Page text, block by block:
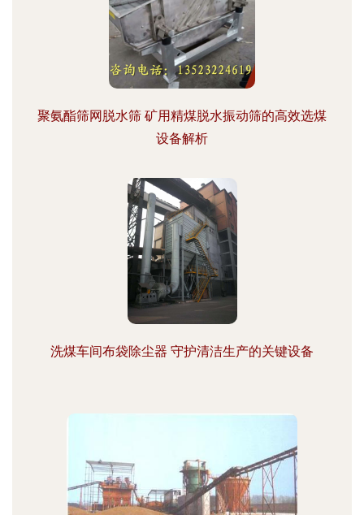
聚氨酯筛网脱水筛 矿用精煤脱水振动筛的高效选煤
设备解析
洗煤车间布袋除尘器 守护清洁生产的关键设备